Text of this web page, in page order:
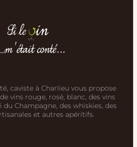
caviste à Charlieu vous propose
vins rouge, rosé, blanc, des vins
du Champagne, des whiskies, des
et autres apéritifs.